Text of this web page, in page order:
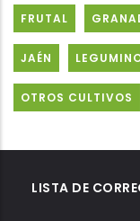
FRUTAL
JAÉN
OTROS CULTIVOS
LISTA DE